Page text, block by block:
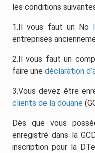
les conditions
1.Il vous faut un No
entreprises
2.Il vous faut un
faire une déclaration
3.Vous devez être
clients de la douane
Dès que vous
enregistré dans la
inscription pour la